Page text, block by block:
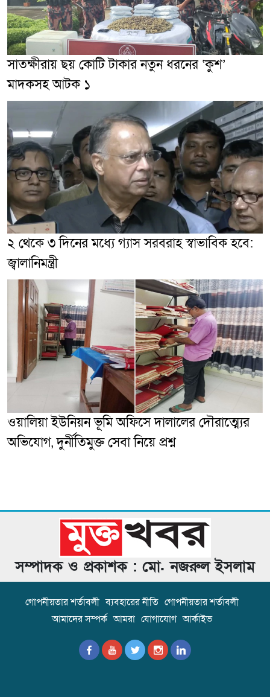
সাতক্ষীরায় ছয় কোটি টাকার নতুন ধরনের ‘কুশ’
মাদকসহ আটক ১
২ থেকে ৩ দিনের মধ্যে গ্যাস সরবরাহ স্বাভাবিক হবে:
জ্বালানিমন্ত্রী
ওয়ালিয়া ইউনিয়ন ভূমি অফিসে দালালের দৌরাত্ম্যের
অভিযোগ, দুর্নীতিমুক্ত সেবা নিয়ে প্রশ্ন
সম্পাদক ও প্রকাশক : মো. নজরুল ইসলাম
গোপনীয়তার শর্তাবলী ব্যবহারের নীতি গোপনীয়তার শর্তাবলী
আমাদের সম্পর্ক আমরা যোগাযোগ আর্কাইভ